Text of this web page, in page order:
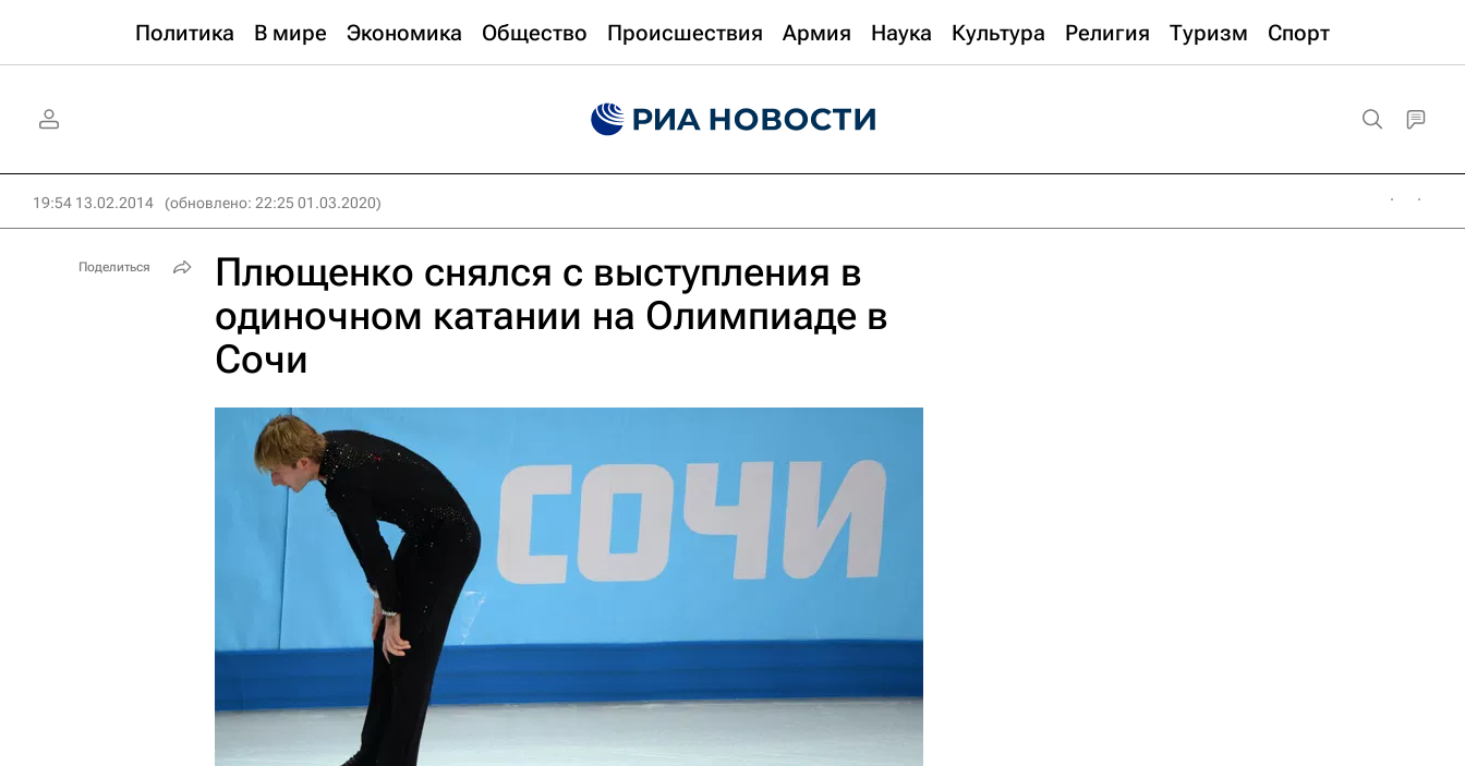
Политика В мире Экономика Общество Происшествия Армия Наука Культура Религия Туризм Спорт
19:54 13.02.2014 (обновлено: 22:25 01.03.2020)
Плющенко снялся с выступления в
одиночном катании на Олимпиаде в
Сочи
Поделиться